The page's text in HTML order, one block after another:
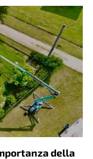
della